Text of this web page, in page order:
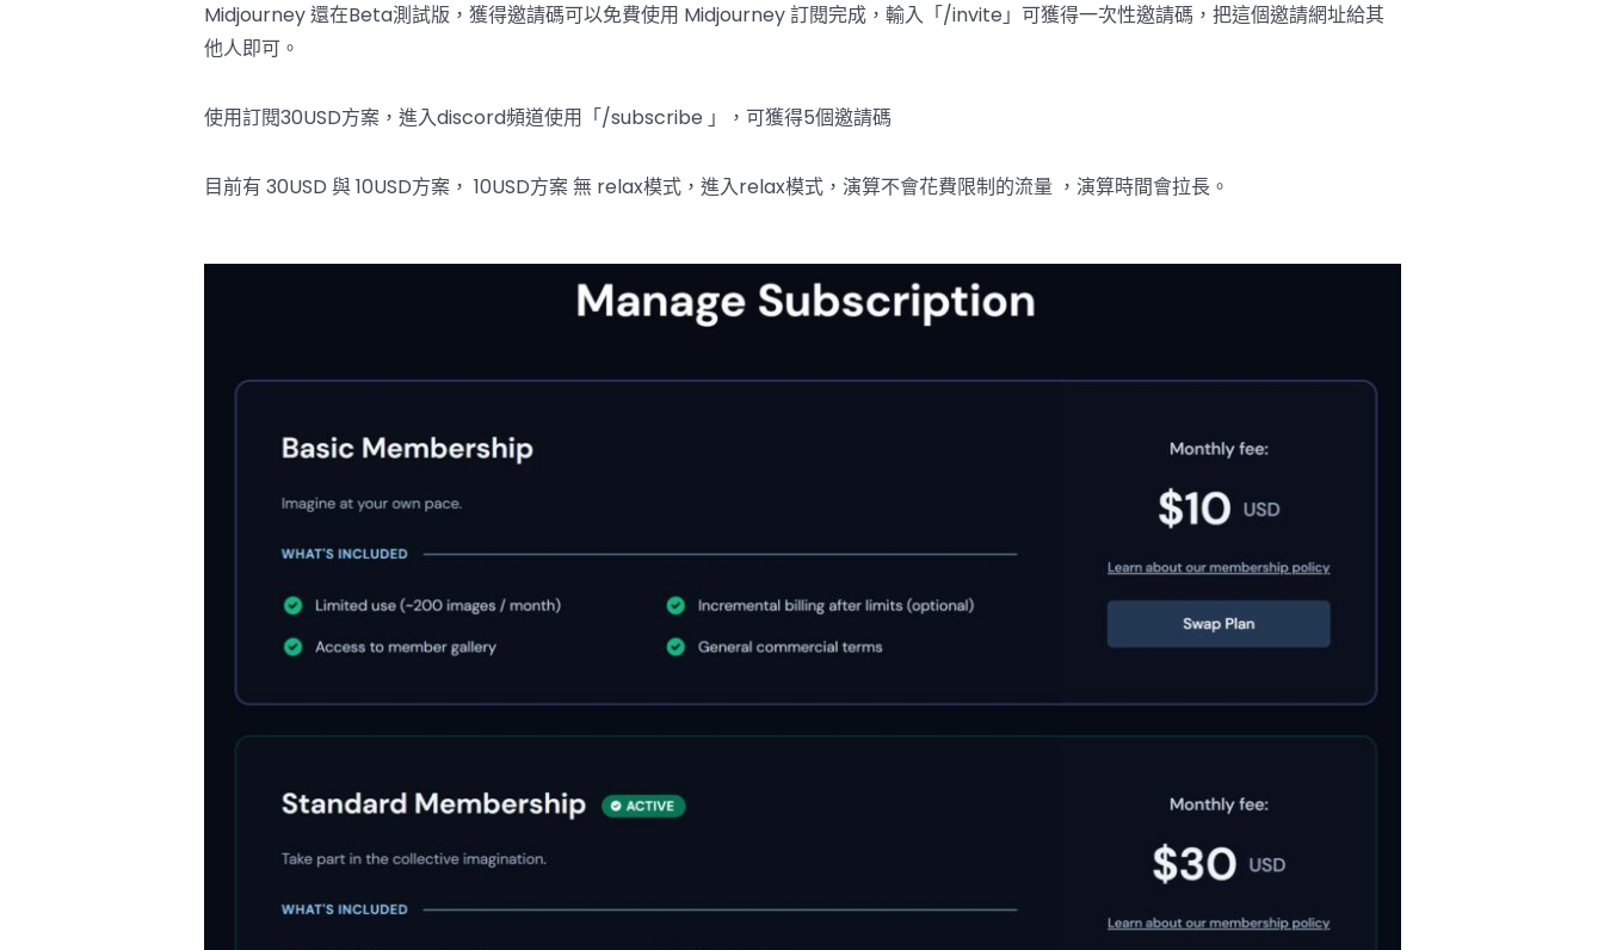
Midjourney 還在Beta測試版，獲得邀請碼可以免費使用 Midjourney 訂閱完成，輸入「/invite」可獲得一次性邀請碼，把這個邀請網址給其
他人即可。
使用訂閱30USD方案，進入discord頻道使用「/subscribe 」，可獲得5個邀請碼
目前有 30USD 與 10USD方案， 10USD方案 無 relax模式，進入relax模式，演算不會花費限制的流量 ，演算時間會拉長。